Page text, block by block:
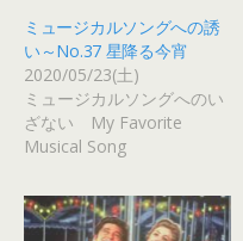
ミュージカルソングへの誘
い～No.37 星降る今宵
2020/05/23(土)
ミュージカルソングへのい
ざない My Favorite
Musical Song